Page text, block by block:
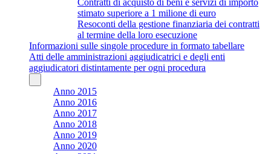
stimato superiore a 1 milione di euro
Resoconti della gestione finanziaria dei contratti
al termine della loro esecuzione
Informazioni sulle singole procedure in formato tabellare
Atti delle amministrazioni aggiudicatrici e degli enti
aggiudicatori distintamente per ogni procedura
Anno 2015
Anno 2016
Anno 2017
Anno 2018
Anno 2019
Anno 2020